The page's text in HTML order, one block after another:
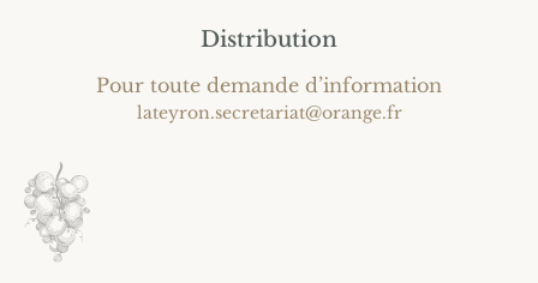
Distribution
Pour toute demande d’information
lateyron.secretariat@orange.fr